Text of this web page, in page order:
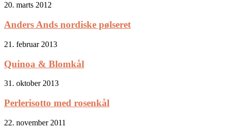
20. marts 2012
Anders Ands nordiske pølseret
21. februar 2013
Quinoa & Blomkål
31. oktober 2013
Perlerisotto med rosenkål
22. november 2011